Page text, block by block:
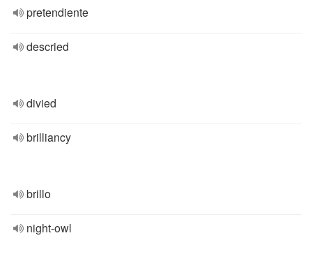
pretendiente
descried
divied
brilliancy
brillo
night-owl